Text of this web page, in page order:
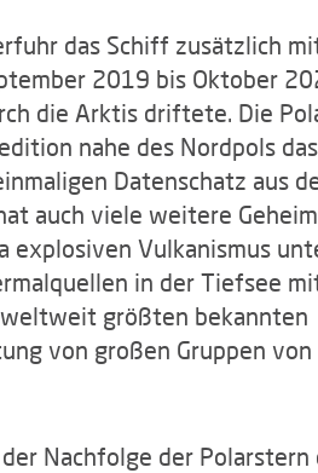
das Schiff zusätzlich
2019 bis Oktober
die Arktis driftete. Die
nahe des Nordpols
Datenschatz aus
auch viele weitere
Vulkanismus
in der Tiefsee
weltweit größten bekannten
von großen Gruppen von
Nachfolge der Polarstern